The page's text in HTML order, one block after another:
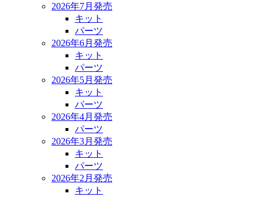
2026年7月発売
キット
パーツ
2026年6月発売
キット
パーツ
2026年5月発売
キット
パーツ
2026年4月発売
パーツ
2026年3月発売
キット
パーツ
2026年2月発売
キット